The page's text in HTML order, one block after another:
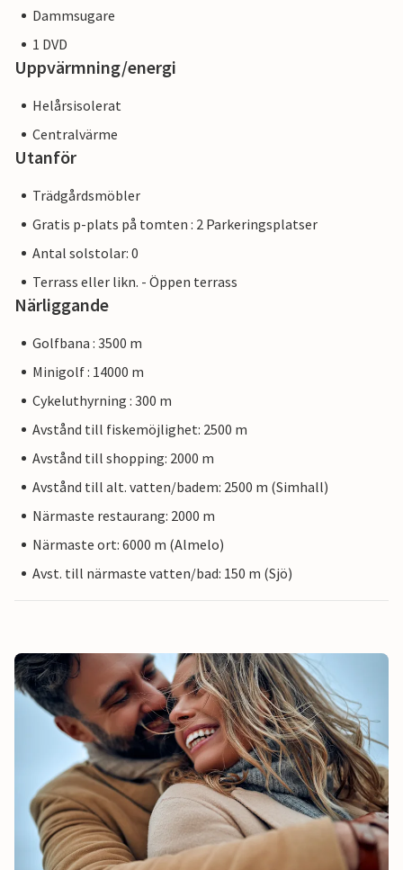
Dammsugare
1 DVD
Uppvärmning/energi
Helårsisolerat
Centralvärme
Utanför
Trädgårdsmöbler
Gratis p-plats på tomten : 2 Parkeringsplatser
Antal solstolar: 0
Terrass eller likn. - Öppen terrass
Närliggande
Golfbana : 3500 m
Minigolf : 14000 m
Cykeluthyrning : 300 m
Avstånd till fiskemöjlighet: 2500 m
Avstånd till shopping: 2000 m
Avstånd till alt. vatten/badem: 2500 m (Simhall)
Närmaste restaurang: 2000 m
Närmaste ort: 6000 m (Almelo)
Avst. till närmaste vatten/bad: 150 m (Sjö)